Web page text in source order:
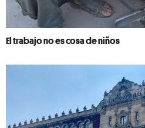
El trabajo no es cosa de niños